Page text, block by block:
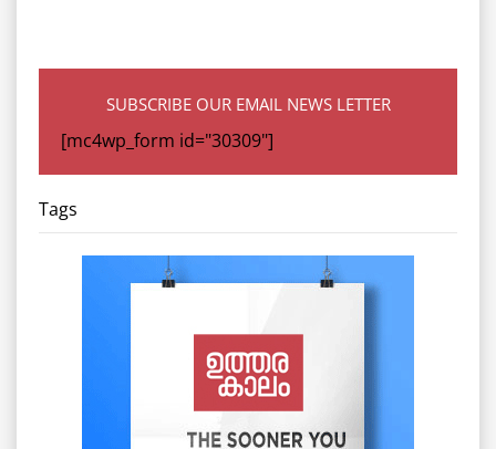
SUBSCRIBE OUR EMAIL NEWS LETTER
[mc4wp_form id="30309"]
Tags